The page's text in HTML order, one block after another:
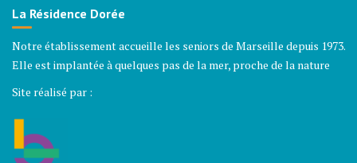
La Résidence Dorée
Notre établissement accueille les seniors de Marseille depuis 1973.
Elle est implantée à quelques pas de la mer, proche de la nature
Site réalisé par :